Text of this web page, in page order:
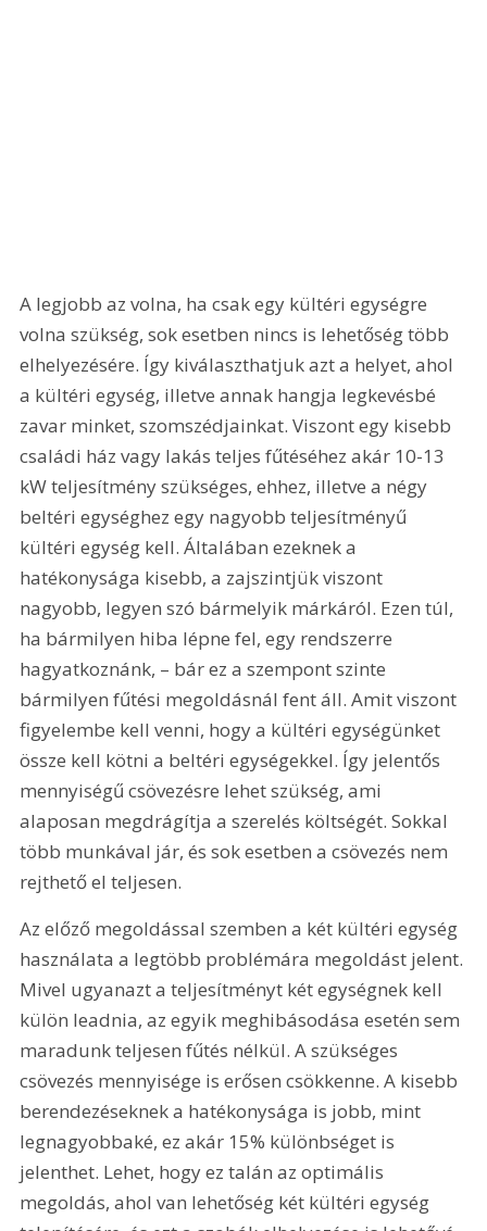
A legjobb az volna, ha csak egy kültéri egységre
volna szükség, sok esetben nincs is lehetőség több
elhelyezésére. Így kiválaszthatjuk azt a helyet, ahol
a kültéri egység, illetve annak hangja legkevésbé
zavar minket, szomszédjainkat. Viszont egy kisebb
családi ház vagy lakás teljes fűtéséhez akár 10-13
kW teljesítmény szükséges, ehhez, illetve a négy
beltéri egységhez egy nagyobb teljesítményű
kültéri egység kell. Általában ezeknek a
hatékonysága kisebb, a zajszintjük viszont
nagyobb, legyen szó bármelyik márkáról. Ezen túl,
ha bármilyen hiba lépne fel, egy rendszerre
hagyatkoznánk, – bár ez a szempont szinte
bármilyen fűtési megoldásnál fent áll. Amit viszont
figyelembe kell venni, hogy a kültéri egységünket
össze kell kötni a beltéri egységekkel. Így jelentős
mennyiségű csövezésre lehet szükség, ami
alaposan megdrágítja a szerelés költségét. Sokkal
több munkával jár, és sok esetben a csövezés nem
rejthető el teljesen.
Az előző megoldással szemben a két kültéri egység
használata a legtöbb problémára megoldást jelent.
Mivel ugyanazt a teljesítményt két egységnek kell
külön leadnia, az egyik meghibásodása esetén sem
maradunk teljesen fűtés nélkül. A szükséges
csövezés mennyisége is erősen csökkenne. A kisebb
berendezéseknek a hatékonysága is jobb, mint
legnagyobbaké, ez akár 15% különbséget is
jelenthet. Lehet, hogy ez talán az optimális
megoldás, ahol van lehetőség két kültéri egység